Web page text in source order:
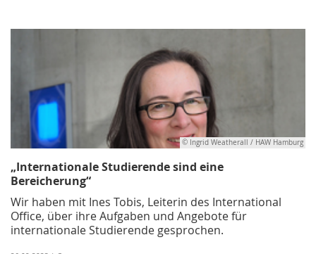
© Ingrid Weatherall / HAW Hamburg
„Internationale Studierende sind eine
Bereicherung“
Wir haben mit Ines Tobis, Leiterin des International
Office, über ihre Aufgaben und Angebote für
internationale Studierende gesprochen.